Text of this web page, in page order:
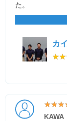
た。
カ
KAWA